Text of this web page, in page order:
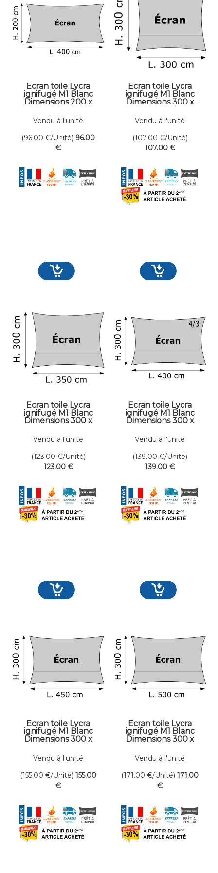
Ecran toile Lycra
ignifugé M1 Blanc
Dimensions 200 x
Vendu à l'unité
(96.00 €/Unité) 96.00
€
Ecran toile Lycra
ignifugé M1 Blanc
Dimensions 300 x
Vendu à l'unité
(107.00 €/Unité)
107.00 €
Ecran toile Lycra
ignifugé M1 Blanc
Dimensions 300 x
Vendu à l'unité
(123.00 €/Unité)
123.00 €
Ecran toile Lycra
ignifugé M1 Blanc
Dimensions 300 x
Vendu à l'unité
(139.00 €/Unité)
139.00 €
Ecran toile Lycra
ignifugé M1 Blanc
Dimensions 300 x
Vendu à l'unité
(155.00 €/Unité) 155.00
€
Ecran toile Lycra
ignifugé M1 Blanc
Dimensions 300 x
Vendu à l'unité
(171.00 €/Unité) 171.00
€